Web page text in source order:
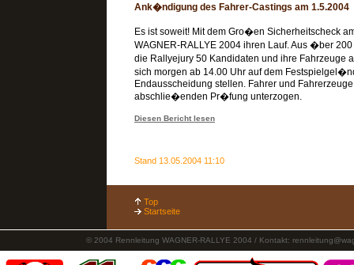
Ank�ndigung des Fahrer-Castings am 1.5.2004
Es ist soweit! Mit dem Gro�en Sicherheitscheck
WAGNER-RALLYE 2004 ihren Lauf. Aus �ber
die Rallyejury 50 Kandidaten und ihre Fahrzeuge
sich morgen ab 14.00 Uhr auf dem
Endausscheidung stellen. Fahrer und
abschlie�enden Pr�fung unterzogen.
Diesen Bericht lesen
Stand 13.05.2004 11:10
Top
Startseite
© 2004 Rennleitung WAGNER-RALLYE 2004 / Kontakt: